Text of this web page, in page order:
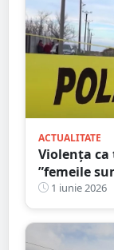
ACTUALITATE
Violența
”femeile
agresiunile
1 iunie 2026